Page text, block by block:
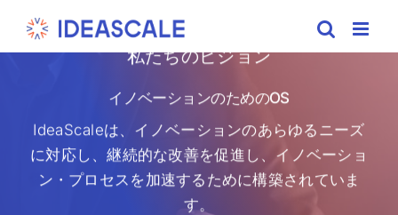
私たちのビジョン
イノベーションのためのOS
IdeaScaleは、イノベーションのあらゆるニーズ
に対応し、継続的な改善を促進し、イノベーショ
ン・プロセスを加速するために構築されていま
す。